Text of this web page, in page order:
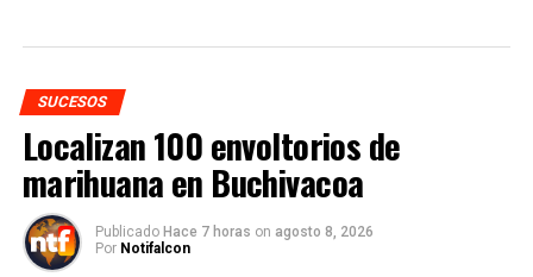
SUCESOS
Localizan 100 envoltorios de
marihuana en Buchivacoa
Publicado Hace 7 horas on agosto 8, 2026
Por Notifalcon